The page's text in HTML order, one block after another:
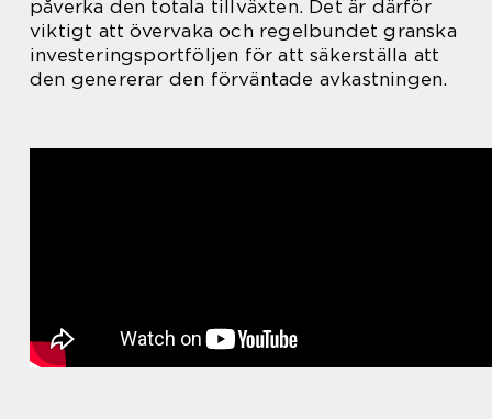
påverka den totala tillväxten. Det är därför
viktigt att övervaka och regelbundet granska
investeringsportföljen för att säkerställa att
den genererar den förväntade avkastningen.